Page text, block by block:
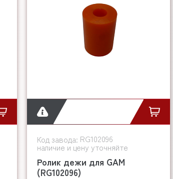
Код завода: RG102096
наличие и цену уточняйте
Ролик дежи для GAM
(RG102096)